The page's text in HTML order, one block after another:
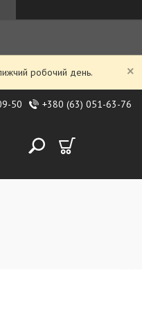
робочий день.
50 +380 (63) 051-63-76